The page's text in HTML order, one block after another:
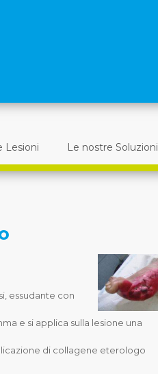
Lesioni Le nostre Soluzioni
essudante con
e si applica sulla lesione una
di collagene eterologo